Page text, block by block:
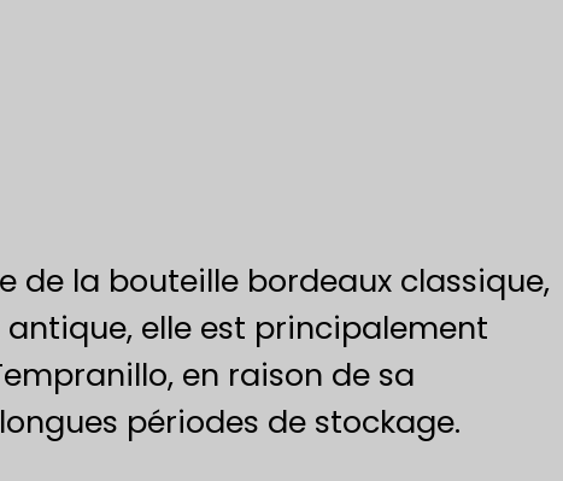
de la bouteille bordeaux classique,
elle est principalement
en raison de sa
périodes de stockage.